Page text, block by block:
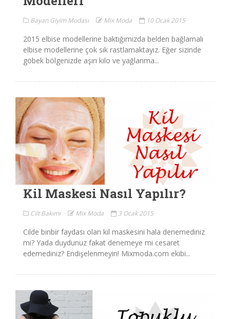
Bayan Giyim Modası Mix Moda 10 Ocak 2015
2015 elbise modellerine baktığımızda belden bağlamalı
elbise modellerine çok sık rastlamaktayız. Eğer sizinde
göbek bölgenizde aşırı kilo ve yağlanma...
Kil Maskesi Nasıl Yapılır?
Cilt Bakımı Mix Moda 3 Ocak 2015
Cilde binbir faydası olan kil maskesini hala denemediniz
mi? Yada duydunuz fakat denemeye mi cesaret
edemediniz? Endişelenmeyin! Mixmoda.com ekibi...